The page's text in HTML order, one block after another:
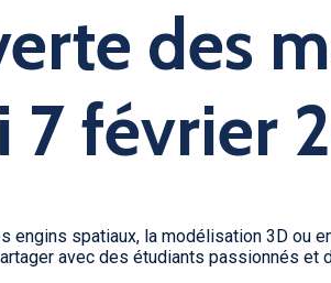
des
7 février
engins spatiaux, la modélisation 3D ou
avec des étudiants passionnés et